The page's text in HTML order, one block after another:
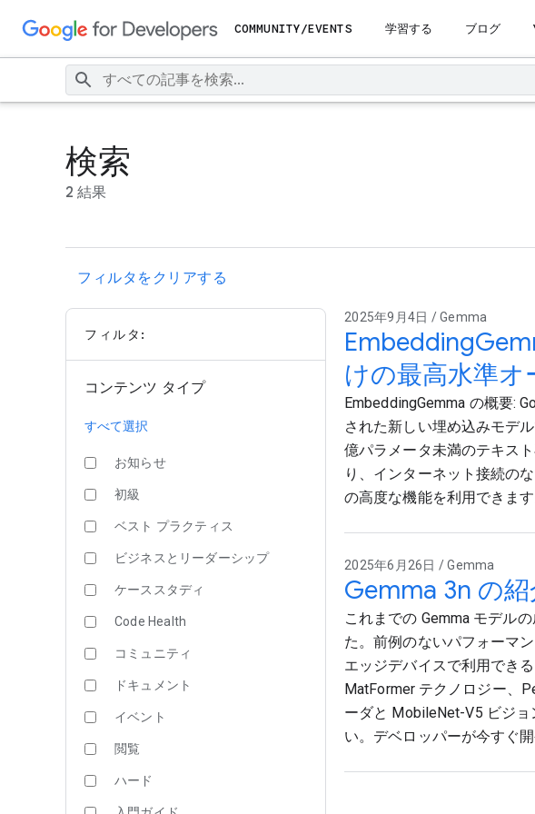
COMMUNITY/EVENTS 学習する ブログ
検索
2 結果
フィルタをクリアする
フィルタ:
コンテンツ タイプ
すべて選択
お知らせ
初級
ベスト プラクティス
ビジネスとリーダーシップ
ケーススタディ
Code Health
コミュニティ
ドキュメント
イベント
閲覧
ハード
2025年9月4日 / Gemma
けの最高水準
EmbeddingGemma の概要:
された新しい埋め込みモデ
億パラメータ未満のテキス
り、インターネット接続の
の高度な機能を利用できます
2025年6月26日 / Gemma
Gemma 3n の
これまでの Gemma モデル
た。前例のないパフォーマ
エッジデバイスで利用でき
MatFormer テクノロジー、
ーダと MobileNet-V5 ビジョ
い。デベロッパーが今すぐ